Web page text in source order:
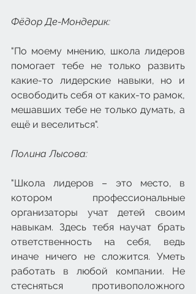
Фёдор Де-Мондерик:
"По моему мнению, школа лидеров
помогает тебе не только развить
какие-то лидерские навыки, но и
освободить себя от каких-то рамок,
мешавших тебе не только думать, а
ещё и веселиться".
Полина Лысова:
"Школа лидеров – это место, в
котором профессиональные
организаторы учат детей своим
навыкам. Здесь тебя научат брать
ответственность на себя, ведь
иначе ничего не сложится. Уметь
работать в любой компании. Не
стесняться противоположного